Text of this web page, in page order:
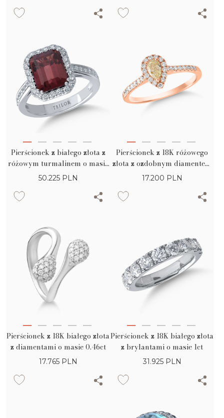
Pierścionek z białego złota z
różowym turmalinem o masie
3.3ct i brylantami o masie
50.225 PLN
Pierścionek z 18K różowego
złota z ozdobnym diamentem
0.3ct i bezbarwnymi
17.200 PLN
Pierścionek z 18K białego złota
z diamentami o masie 0.46ct
17.765 PLN
Pierścionek z 18K białego złota
z brylantami o masie 1ct
31.925 PLN